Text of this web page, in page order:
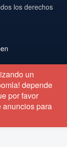
los derechos
un
depende
por favor
para